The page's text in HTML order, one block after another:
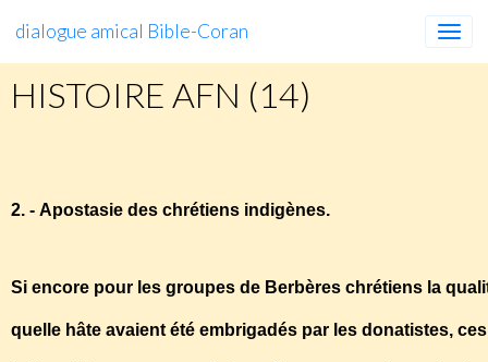
dialogue amical Bible-Coran
HISTOIRE AFN (14)
2. - Apostasie des chrétiens indigènes.
Si encore pour les groupes de Berbères chrétiens la
quelle hâte avaient été embrigadés par les donatistes,